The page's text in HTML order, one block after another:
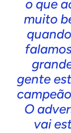
o que
muito
gente
O
vai